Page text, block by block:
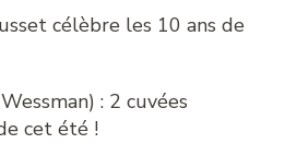
célèbre les 10 ans de
: 2 cuvées
cet été !